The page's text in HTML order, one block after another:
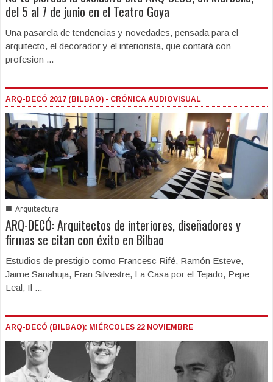
del 5 al 7 de junio en el Teatro Goya
Una pasarela de tendencias y novedades, pensada para el
arquitecto, el decorador y el interiorista, que contará con
profesion ...
ARQ-DECÓ 2017 (BILBAO) - CRÓNICA AUDIOVISUAL
■ Arquitectura
ARQ-DECÓ: Arquitectos de interiores, diseñadores y
firmas se citan con éxito en Bilbao
Estudios de prestigio como Francesc Rifé, Ramón Esteve,
Jaime Sanahuja, Fran Silvestre, La Casa por el Tejado, Pepe
Leal, Il ...
ARQ-DECÓ (BILBAO): MIÉRCOLES 22 NOVIEMBRE